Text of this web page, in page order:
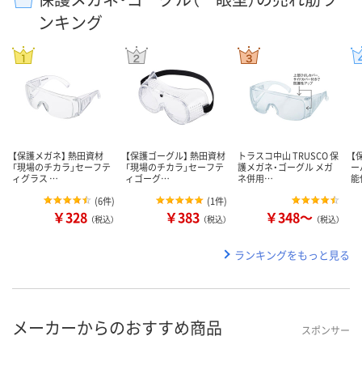
ンキング
【保護メガネ】 熱田資材
「現場のチカラ」セーフテ
ィグラス …
(6件)
￥328 （税込）
【保護ゴーグル】 熱田資材
「現場のチカラ」セーフテ
ィゴーグ…
(1件)
￥383 （税込）
トラスコ中山 TRUSCO 保
護メガネ・ゴーグル メガ
ネ併用…
￥348～ （税込）
ランキングをもっと見る
メーカーからのおすすめ商品 スポンサー